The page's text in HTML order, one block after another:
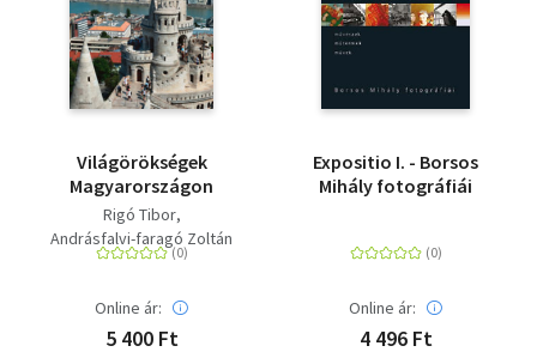
Világörökségek
Magyarországon
Rigó Tibor
Andrásfalvi-faragó Zoltán
Online ár:
5 400 Ft
Expositio I. - Borsos
Mihály fotográfiái
Online ár:
4 496 Ft